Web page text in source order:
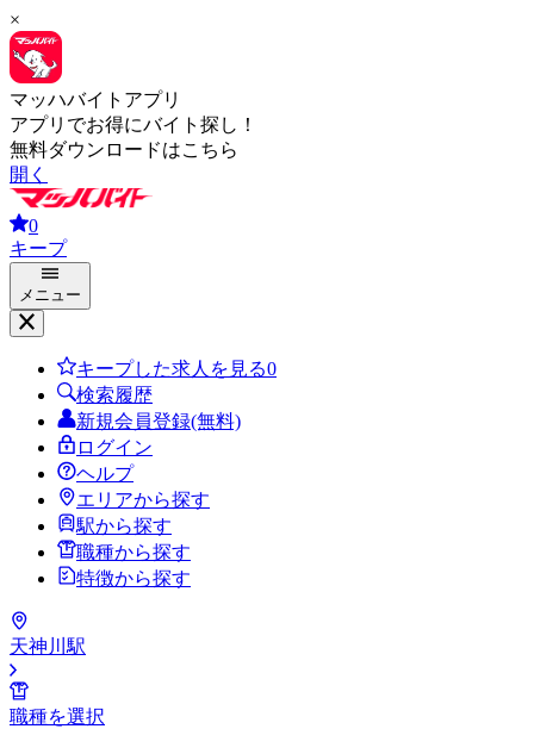
×
マッハバイトアプリ
アプリでお得にバイト探し！
無料ダウンロードはこちら
開く
0
キープ
メニュー
キープした求人を見る0
検索履歴
新規会員登録(無料)
ログイン
ヘルプ
エリアから探す
駅から探す
職種から探す
特徴から探す
天神川駅
職種を選択